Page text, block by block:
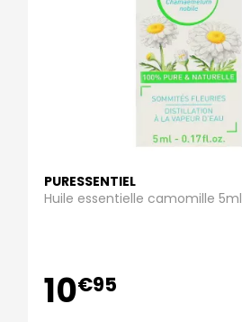
PURESSENTIEL
Huile essentielle camomille 5ml
10€95